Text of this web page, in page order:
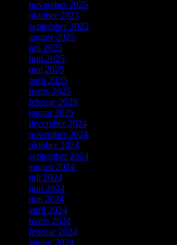
november 2025
oktober 2025
september 2025
august 2025
juli 2025
juni 2025
maj 2025
april 2025
marts 2025
februar 2025
januar 2025
december 2024
november 2024
oktober 2024
september 2024
august 2024
juli 2024
juni 2024
maj 2024
april 2024
marts 2024
februar 2024
januar 2024